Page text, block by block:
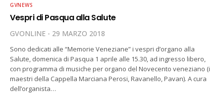
GVNEWS
Vespri di Pasqua alla Salute
GVONLINE 29 MARZO 2018
Sono dedicati alle “Memorie Veneziane” i vespri d’organo alla
Salute, domenica di Pasqua 1 aprile alle 15.30, ad ingresso libero,
con programma di musiche per organo del Novecento veneziano (i
maestri della Cappella Marciana Perosi, Ravanello, Pavan). A cura
dell’organista…